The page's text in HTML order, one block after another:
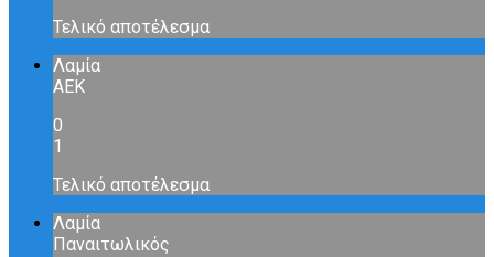
Τελικό αποτέλεσμα
Λαμία
ΑΕΚ
0
1
Τελικό αποτέλεσμα
Λαμία
Παναιτωλικός